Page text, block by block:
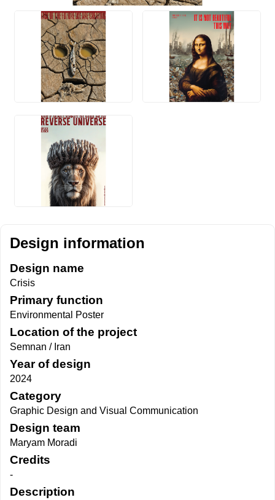
Design information
Design name
Crisis
Primary function
Environmental Poster
Location of the project
Semnan / Iran
Year of design
2024
Category
Graphic Design and Visual Communication
Design team
Maryam Moradi
Credits
-
Description